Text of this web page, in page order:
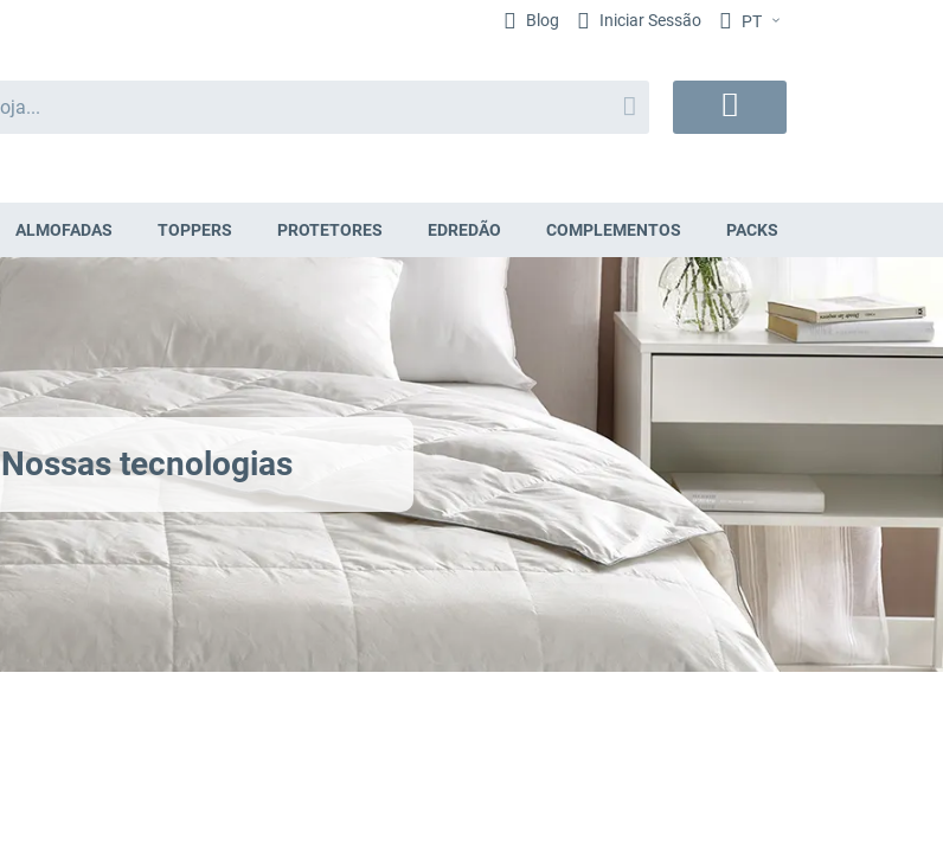
Blog Iniciar Sessão PT
Search
ALMOFADAS TOPPERS PROTETORES EDREDÃO COMPLEMENTOS PACKS
Nossas tecnologias